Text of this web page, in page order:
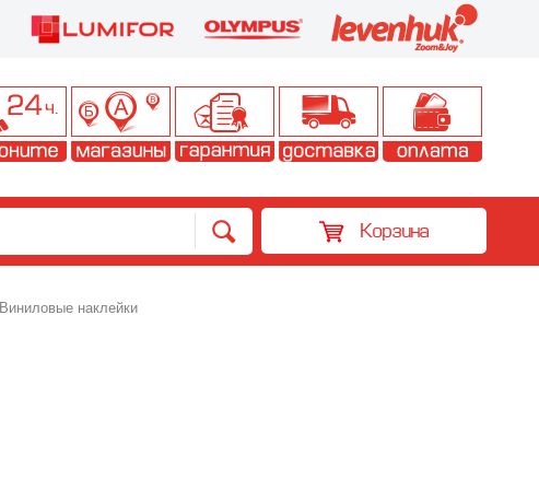
Корзина
Виниловые наклейки